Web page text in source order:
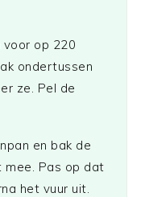
op 220
ondertussen
ze. Pel de
en bak de
mee. Pas op dat
het vuur uit.